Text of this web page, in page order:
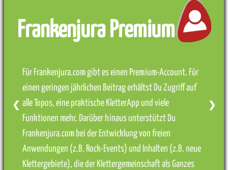
Frankenjura Premium
Für Frankenjura.com gibt es einen Premium-Account. Für
einen geringen jährlichen Beitrag erhältst Du Zugriff auf
alle Topos, eine praktische KletterApp und viele
Funktionen mehr. Darüber hinaus unterstützt Du
Frankenjura.com bei der Entwicklung von freien
Anwendungen (z.B. Rock-Events) und Inhalten (z.B. neue
Klettergebiete), die der Klettergemeinschaft als Ganzes
❮ ❯